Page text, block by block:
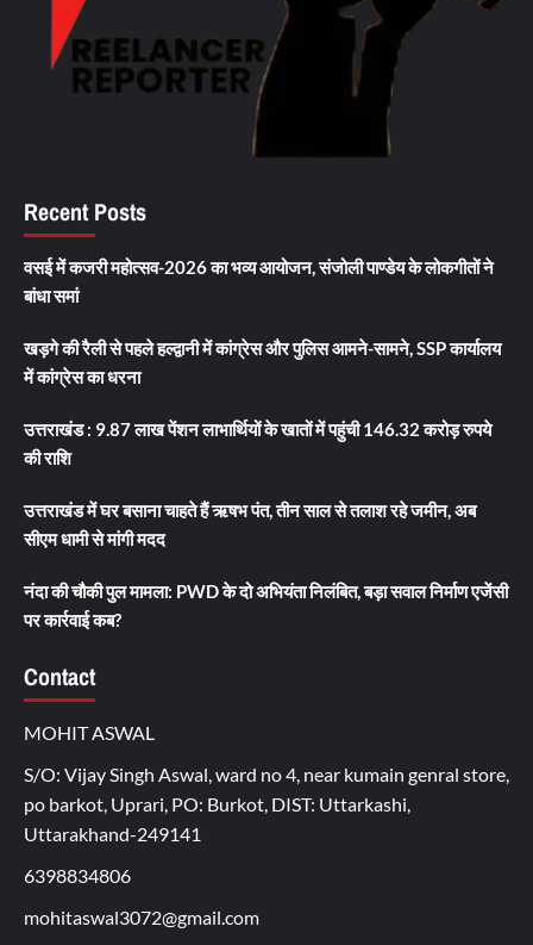
Recent Posts
वसई में कजरी महोत्सव-2026 का भव्य आयोजन, संजोली पाण्डेय के लोकगीतों ने
बांधा समां
खड़गे की रैली से पहले हल्द्वानी में कांग्रेस और पुलिस आमने-सामने, SSP कार्यालय
में कांग्रेस का धरना
उत्तराखंड : 9.87 लाख पेंशन लाभार्थियों के खातों में पहुंची 146.32 करोड़ रुपये
की राशि
उत्तराखंड में घर बसाना चाहते हैं ऋषभ पंत, तीन साल से तलाश रहे जमीन, अब
सीएम धामी से मांगी मदद
नंदा की चौकी पुल मामला: PWD के दो अभियंता निलंबित, बड़ा सवाल निर्माण एजेंसी
पर कार्रवाई कब?
Contact
MOHIT ASWAL
S/O: Vijay Singh Aswal, ward no 4, near kumain genral store,
po barkot, Uprari, PO: Burkot, DIST: Uttarkashi,
Uttarakhand-249141
6398834806
mohitaswal3072@gmail.com